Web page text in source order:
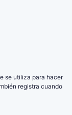
se utiliza para hacer
registra cuando